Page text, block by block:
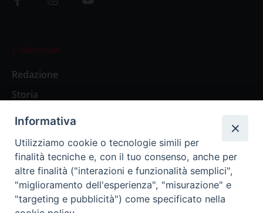
L’editoriale
Redazione
Storia
Abbonamenti
Abbonamento Annuale Digitale
Abbonamento Annuale Cartaceo
Abbonamento Singola Copia Digitale
Informativa
Utilizziamo cookie o tecnologie simili per
finalità tecniche e, con il tuo consenso, anche per
altre finalità ("interazioni e funzionalità semplici",
"miglioramento dell'esperienza", "misurazione" e
"targeting e pubblicità") come specificato nella